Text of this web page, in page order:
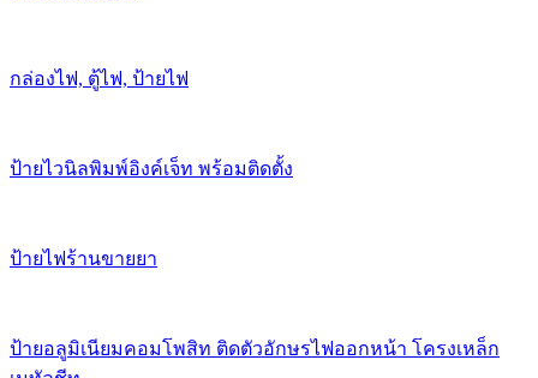
กล่องไฟ, ตู้ไฟ, ป้ายไฟ
ป้ายไวนิลพิมพ์อิงค์เจ็ท พร้อมติดตั้ง
ป้ายไฟร้านขายยา
ป้ายอลูมิเนียมคอมโพสิท ติดตัวอักษรไฟออกหน้า โครงเหล็ก